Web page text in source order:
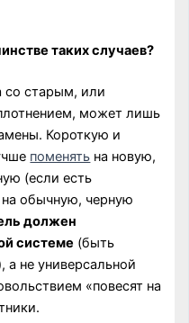
таких случаев?
со старым, или
может лишь
Короткую и
поменять на новую,
(если есть
на обычную, черную
должен
системе (быть
не универсальной
«повесят на